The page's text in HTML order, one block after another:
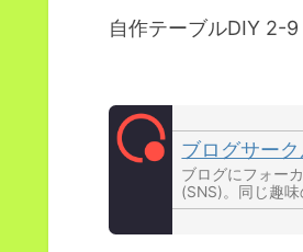
自作テーブルDIY 2-9
ブログサー
ブログにフォー
(SNS)。同じ趣味